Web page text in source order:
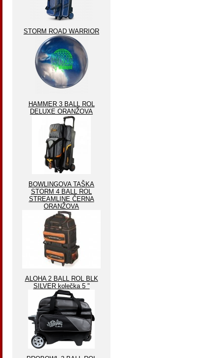
STORM ROAD WARRIOR
HAMMER 3 BALL ROL
DELUXE ORANŽOVA
BOWLINGOVA TAŠKA
STORM 4 BALL ROL
STREAMLINE ČERNA
ORANŽOVA
ALOHA 2 BALL ROL BLK
SILVER kolečka 5 "